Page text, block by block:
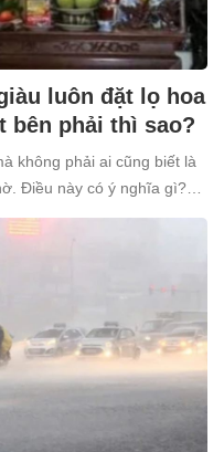
luôn đặt lọ hoa
bên phải thì sao?
không phải ai cũng biết là
Điều này có ý nghĩa gì?
điều này?